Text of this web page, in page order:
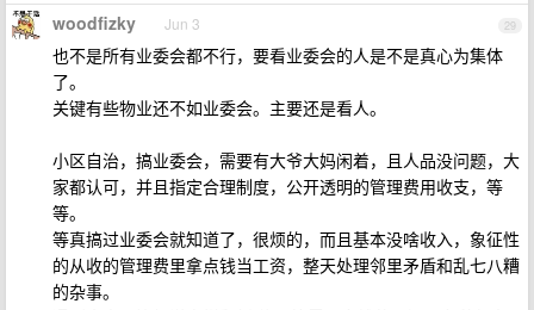
29
woodfizky Jun 3
也不是所有业委会都不行，要看业委会的人是不是真心为集体
了。
关键有些物业还不如业委会。主要还是看人。
小区自治，搞业委会，需要有大爷大妈闲着，且人品没问题，大
家都认可，并且指定合理制度，公开透明的管理费用收支，等
等。
等真搞过业委会就知道了，很烦的，而且基本没啥收入，象征性
的从收的管理费里拿点钱当工资，整天处理邻里矛盾和乱七八糟
的杂事。